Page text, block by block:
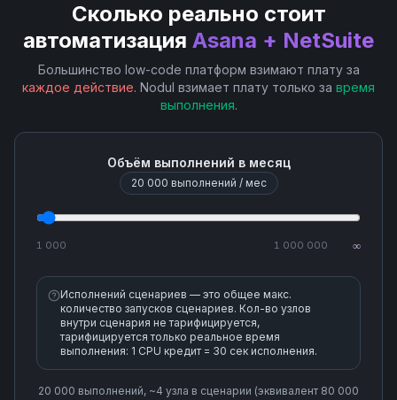
Get User
List User Projects
Search Sections
Upload Attachment
Сколько реально стоит
автоматизация Asana + NetSuite
Большинство low-code платформ взимают плату за
каждое действие. Nodul взимает плату только за время
выполнения.
Объём выполнений в месяц
20 000 выполнений / мес
1 000 1 000 000 ∞
Исполнений сценариев — это общее макс.
количество запусков сценариев. Кол-во узлов
внутри сценария не тарифицируется,
тарифицируется только реальное время
выполнения: 1 CPU кредит = 30 сек исполнения.
20 000 выполнений, ~4 узла в сценарии (эквивалент 80 000